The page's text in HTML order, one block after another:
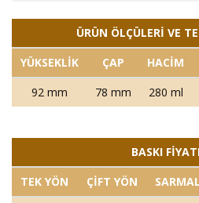
ÜRÜN ÖLÇÜLERİ VE
YÜKSEKLİK
ÇAP HACİM
92 mm
78 mm 280 ml
BASKI
TEK YÖN
ÇİFT YÖN SARMAL